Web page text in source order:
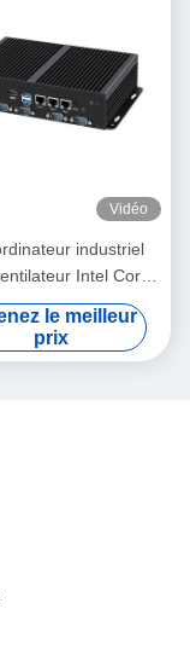
Vidéo
industriel
Intel Core
processeur 1115G4
RAM DDR4
le meilleur
prix